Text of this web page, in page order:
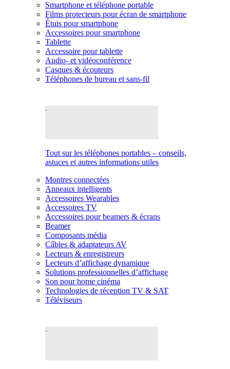
Smartphone et téléphone portable
Films protecteurs pour écran de smartphone
Étuis pour smartphone
Accessoires pour smartphone
Tablette
Accessoire pour tablette
Audio- et vidéoconférence
Casques & écouteurs
Téléphones de bureau et sans-fil
Tout sur les téléphones portables – conseils,
astuces et autres informations utiles
Montres connectées
Anneaux intelligents
Accessoires Wearables
Accessoires TV
Accessoires pour beamers & écrans
Beamer
Composants média
Câbles & adaptateurs AV
Lecteurs & enregistreurs
Lecteurs d’affichage dynamique
Solutions professionnelles d’affichage
Son pour home cinéma
Technologies de réception TV & SAT
Téléviseurs